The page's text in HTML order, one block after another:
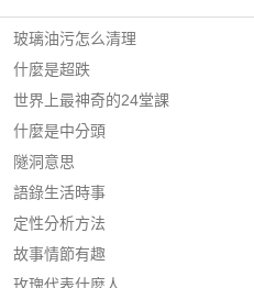
玻璃油污怎么清理
什麼是超跌
世界上最神奇的24堂課
什麼是中分頭
隧洞意思
語錄生活時事
定性分析方法
故事情節有趣